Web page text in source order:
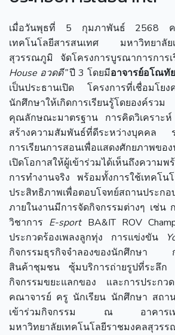
เมื่อวันพุธที่ 5 กุมภาพันธ์ 2568 คณ
เทคโนโลยีสารสนเทศ มหาวิทยาลัย
สุวรรณภูมิ จัดโครงการบูรณาการการ
House อวดดี”ปี 3 โดยมีอาจารย์อโณทั
เป็นประธานเปิด โครงการที่เชื่อมโยง
นักศึกษาให้เกิดการเรียนรู้โดยอง
คุณลักษณะมาตรฐาน การคิดวิเคราะ
สร้างความสัมพันธ์ที่ดีระหว่างบุคคล
การเรียนการสอนเพื่อแสดงศักยภาพขอ
เปิดโอกาสให้ผู้เข้าร่วมได้เห็นถึงความ
การทำงานจริง พร้อมทั้งการใช้เทคโน
ประสิทธิภาพเพื่อตอบโจทย์สถานประก
ภายในงานมีการจัดกิจกรรมต่างๆ เช่น
วิชาการ E-sportBA&IT ROV
ประกวดร้องเพลงลูกทุ่ง การแข่งขัน
กิจกรรมธุรกิจจำลองของนักศึกษา ก
สินค้าชุมชน ซุ้มบริการถ่ายรูปที่ระลึก
กิจกรรมขยะแลกของ และการประก
คณาจารย์ ครู นักเรียน นักศึกษา สถา
เข้าร่วมกิจกรรม ณ อาคารเทค
มหาวิทยาลัยเทคโนโลยีราชมง